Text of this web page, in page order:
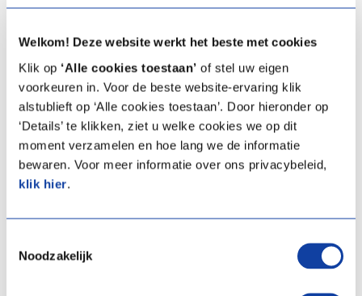
Welkom! Deze website werkt het beste met cookies
Klik op ‘Alle cookies toestaan’ of stel uw eigen
voorkeuren in. Voor de beste website-ervaring klik
alstublieft op ‘Alle cookies toestaan’. Door hieronder op
‘Details’ te klikken, ziet u welke cookies we op dit
moment verzamelen en hoe lang we de informatie
bewaren. Voor meer informatie over ons privacybeleid,
klik hier.
Noodzakelijk
Zoekt u een vervanger?
Zoekt u de vervanger voor een bestaande dakventilator, klik hier
Artikelnummer:03-00521
Specificaties
Documentatie
Artikelprijs:€ 2.145,00
Specificaties
Documentatie